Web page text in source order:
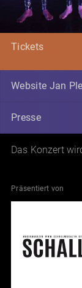
Tickets
Website Jan
Presse
Das Konzert
Präsentiert von